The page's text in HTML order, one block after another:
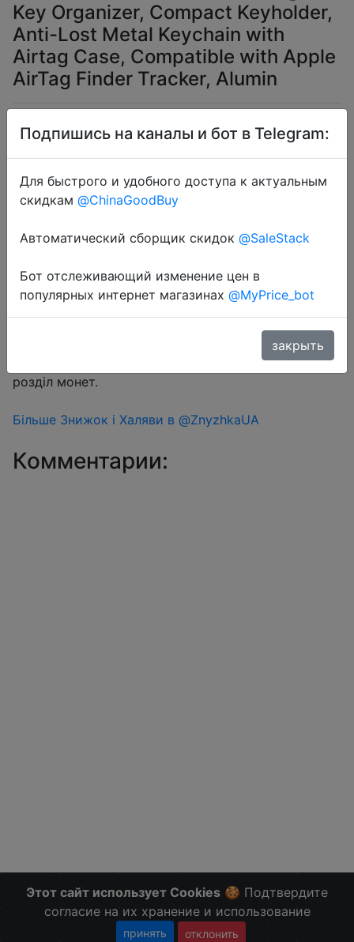
Key Organizer, Compact Keyholder,
Anti-Lost Metal Keychain with
Airtag Case, Compatible with Apple
AirTag Finder Tracker, Alumin
$4.51
Coins
Перейти в магазин
Знижка монетками 226 Coins у додатку через
розділ монет.
Більше Знижок і Халяви в @ZnyzhkaUA
Комментарии:
Этот сайт использует Cookies 🍪 Подтвердите
согласие на их хранение и использование
принять отклонить
Подпишись на каналы и бот в Telegram:
Для быстрого и удобного доступа к актуальным
скидкам @ChinaGoodBuy
Автоматический сборщик скидок @SaleStack
Бот отслеживающий изменение цен в
популярных интернет магазинах @MyPrice_bot
закрыть